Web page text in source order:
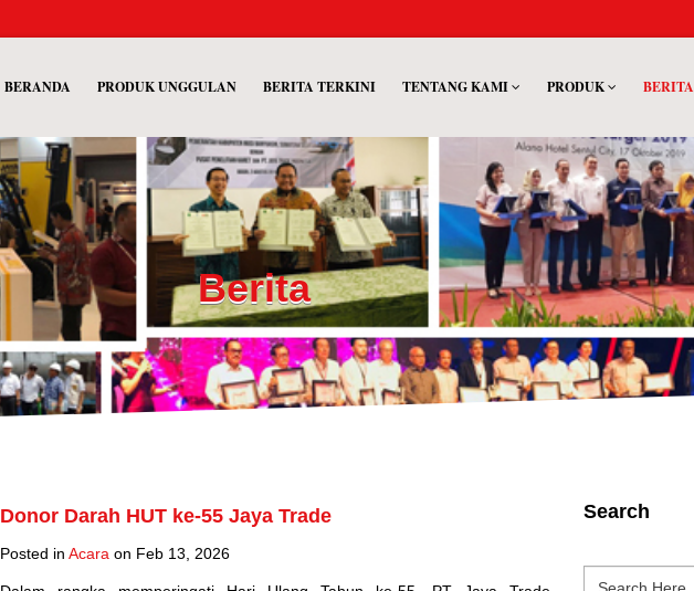
BERANDA PRODUK UNGGULAN BERITA TERKINI TENTANG KAMI PRODUK BERITA
Berita
Donor Darah HUT ke-55 Jaya Trade
Posted in Acara on Feb 13, 2026
Search